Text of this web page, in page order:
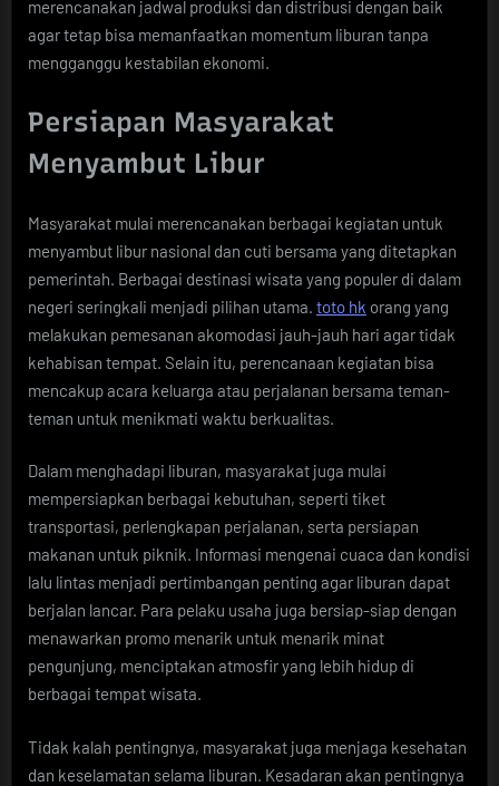
merencanakan jadwal produksi dan distribusi dengan baik
agar tetap bisa memanfaatkan momentum liburan tanpa
mengganggu kestabilan ekonomi.
Persiapan Masyarakat
Menyambut Libur
Masyarakat mulai merencanakan berbagai kegiatan untuk
menyambut libur nasional dan cuti bersama yang ditetapkan
pemerintah. Berbagai destinasi wisata yang populer di dalam
negeri seringkali menjadi pilihan utama. toto hk orang yang
melakukan pemesanan akomodasi jauh-jauh hari agar tidak
kehabisan tempat. Selain itu, perencanaan kegiatan bisa
mencakup acara keluarga atau perjalanan bersama teman-
teman untuk menikmati waktu berkualitas.
Dalam menghadapi liburan, masyarakat juga mulai
mempersiapkan berbagai kebutuhan, seperti tiket
transportasi, perlengkapan perjalanan, serta persiapan
makanan untuk piknik. Informasi mengenai cuaca dan kondisi
lalu lintas menjadi pertimbangan penting agar liburan dapat
berjalan lancar. Para pelaku usaha juga bersiap-siap dengan
menawarkan promo menarik untuk menarik minat
pengunjung, menciptakan atmosfir yang lebih hidup di
berbagai tempat wisata.
Tidak kalah pentingnya, masyarakat juga menjaga kesehatan
dan keselamatan selama liburan. Kesadaran akan pentingnya